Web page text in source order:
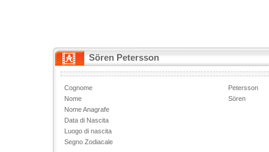
Sören Petersson
Cognome
Petersson
Nome
Sören
Nome Anagrafe
Data di Nascita
Luogo di nascita
Segno Zodiacale